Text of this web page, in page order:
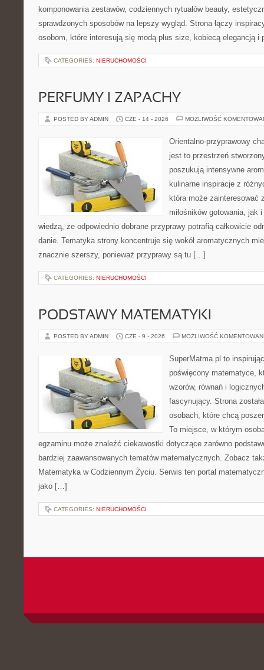
komponowania zestawów, codziennych rytuałów beauty,
sprawdzonych sposobów na lepszy wygląd. Strona łączy
osobom, które interesują się modą plus size, kobiecą elegancją
CATEGORIES: NIERUCHOMOŚCI
PERFUMY I ZAPACHY
POSTED BY ADMIN CZE - 14 - 2026 MOŻLIWOŚĆ
Orientalno-przyprawowy
jest to przestrzeń
poszukują intensywne
kulinarne inspiracje z
która może zainteresować
miłośników gotowania, jak
wiedzą, że odpowiednio dobrane przyprawy potrafią całkowicie
danie. Tematyka strony koncentruje się wokół aromatycznych
znacznie szerszy, ponieważ przyprawy są tu […]
CATEGORIES: NIERUCHOMOŚCI
PODSTAWY MATEMATYKI
POSTED BY ADMIN CZE - 9 - 2026 MOŻLIWOŚĆ
SuperMatma.pl to
poświęcony matematyce,
wzorów, równań i
fascynujący. Strona
osobach, które chcą
To miejsce, w którym
egzaminu może znaleźć ciekawostki dotyczące zarówno
bardziej zaawansowanych tematów matematycznych. Zobacz
Matematyka w Codziennym Życiu. Serwis ten portal
jako […]
CATEGORIES: NIERUCHOMOŚCI